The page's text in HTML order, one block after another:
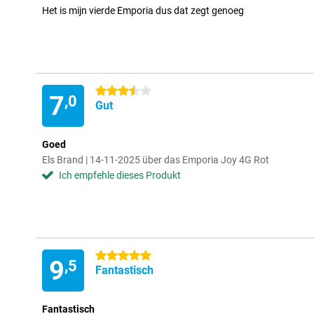
Het is mijn vierde Emporia dus dat zegt genoeg
7,0
3.5 Sterne
Gut
Goed
Els Brand | 14-11-2025 über das Emporia Joy 4G Rot
Ich empfehle dieses Produkt
9,5
5 Sterne
Fantastisch
Fantastisch